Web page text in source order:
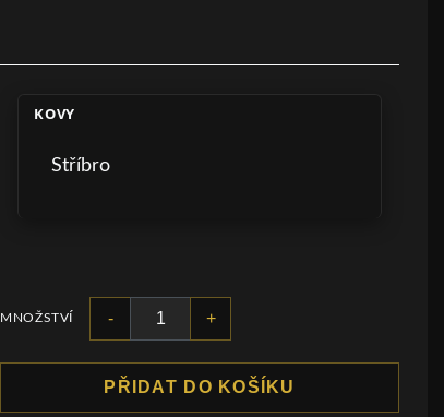
KOVY
Stříbro
MNOŽSTVÍ - +
PŘIDAT DO KOŠÍKU